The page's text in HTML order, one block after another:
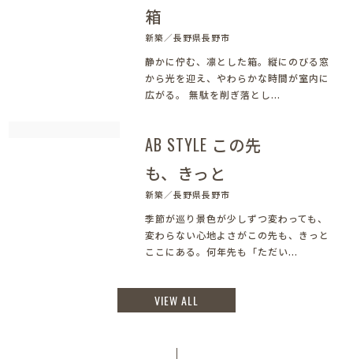
箱
新築／長野県長野市
静かに佇む、凛とした箱。縦にのびる窓
から光を迎え、やわらかな時間が室内に
広がる。 無駄を削ぎ落とし...
AB STYLE この先
も、きっと
新築／長野県長野市
季節が巡り景色が少しずつ変わっても、
変わらない心地よさがこの先も、きっと
ここにある。何年先も「ただい...
VIEW ALL